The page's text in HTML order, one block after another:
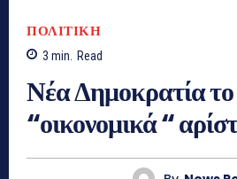
ΠΟΛΙΤΙΚΗ
3 min. Read
Νέα Δημοκρατία
“οικονομικά “